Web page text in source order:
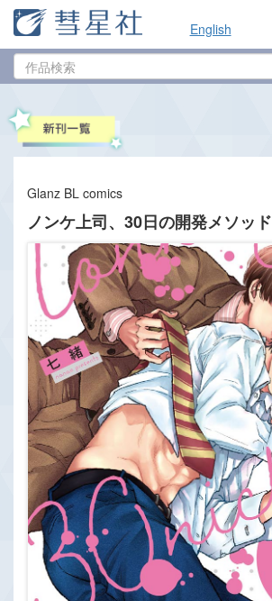
English
Glanz BL comics
ノンケ上司、30日の開発メソッド